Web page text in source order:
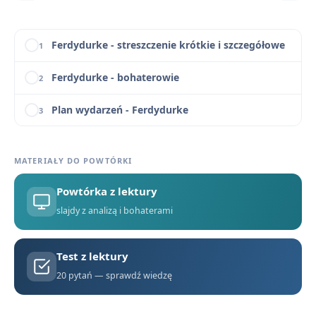
1 Ferdydurke - streszczenie krótkie i szczegółowe
2 Ferdydurke - bohaterowie
3 Plan wydarzeń - Ferdydurke
5 Konteksty filozoficzne i literackie w „Ferdydurke”
6
7 Bunt wobec formy i konwencji – porównanie „Ferdydurke” Gombrowicza i „Tanga” Mrożka
8
MATERIAŁY DO POWTÓRKI
Powtórka z lektury
slajdy z analizą i bohaterami
Test z lektury
20 pytań — sprawdź wiedzę